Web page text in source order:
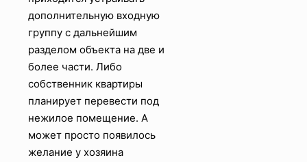
дополнительную входную
группу с дальнейшим
разделом объекта на две и
более части. Либо
собственник квартиры
планирует перевести под
нежилое помещение. А
может просто появилось
желание у хозяина